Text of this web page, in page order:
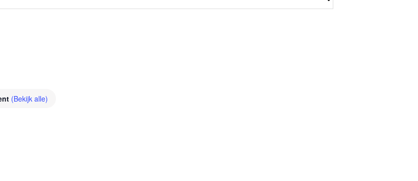
(Bekijk alle)